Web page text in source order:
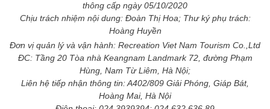
thông cấp ngày 05/10/2020
Chịu trách nhiệm nội dung: Đoàn Thị Hoa; Thư ký phụ trách:
Hoàng Huyền
Đơn vị quản lý và vận hành: Recreation Viet Nam Tourism Co.,Ltd
ĐC: Tầng 20 Tòa nhà Keangnam Landmark 72, đường Phạm
Hùng, Nam Từ Liêm, Hà Nội;
Liên hệ tiếp nhận thông tin: A402/809 Giải Phóng, Giáp Bát,
Hoàng Mai, Hà Nội